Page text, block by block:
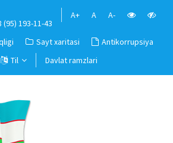
193-11-43
A+ A A-
Sayt xaritasi
Antikorrupsiya
Til
Davlat ramzlari